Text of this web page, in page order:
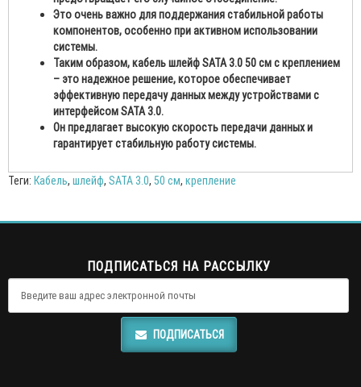
Это очень важно для поддержания стабильной работы
компонентов, особенно при активном использовании
системы.
Таким образом, кабель шлейф SATA 3.0 50 см с креплением
– это надежное решение, которое обеспечивает
эффективную передачу данных между устройствами с
интерфейсом SATA 3.0.
Он предлагает высокую скорость передачи данных и
гарантирует стабильную работу системы.
Теги: Кабель, шлейф, SATA 3.0, 50 см, крепление
ПОДПИСАТЬСЯ НА РАССЫЛКУ
ПОДПИСАТЬСЯ